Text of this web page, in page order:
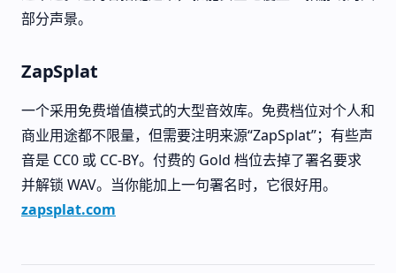
部分声景。
ZapSplat
一个采用免费增值模式的大型音效库。免费档位对个人和
商业用途都不限量，但需要注明来源“ZapSplat”；有些声
音是 CC0 或 CC-BY。付费的 Gold 档位去掉了署名要求
并解锁 WAV。当你能加上一句署名时，它很好用。
zapsplat.com